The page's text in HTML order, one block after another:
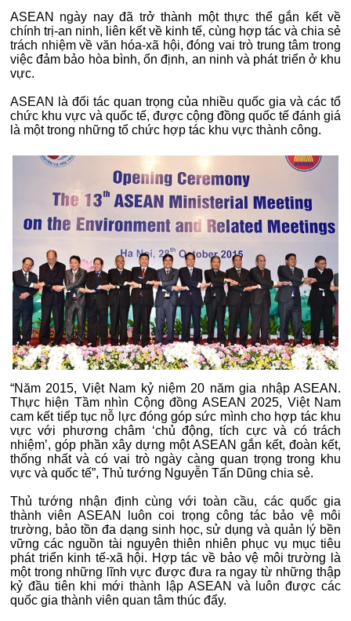
ASEAN ngày nay đã trở thành một thực thể gắn kết về
chính trị-an ninh, liên kết về kinh tế, cùng hợp tác và chia sẻ
trách nhiệm về văn hóa-xã hội, đóng vai trò trung tâm trong
việc đảm bảo hòa bình, ổn định, an ninh và phát triển ở khu
vực.
ASEAN là đối tác quan trọng của nhiều quốc gia và các tổ
chức khu vực và quốc tế, được cộng đồng quốc tế đánh giá
là một trong những tổ chức hợp tác khu vực thành công.
“Năm 2015, Việt Nam kỷ niệm 20 năm gia nhập ASEAN.
Thực hiện Tầm nhìn Cộng đồng ASEAN 2025, Việt Nam
cam kết tiếp tục nỗ lực đóng góp sức mình cho hợp tác khu
vực với phương châm ‘chủ động, tích cực và có trách
nhiệm’, góp phần xây dựng một ASEAN gắn kết, đoàn kết,
thống nhất và có vai trò ngày càng quan trọng trong khu
vực và quốc tế”, Thủ tướng Nguyễn Tấn Dũng chia sẻ.
Thủ tướng nhận định cùng với toàn cầu, các quốc gia
thành viên ASEAN luôn coi trọng công tác bảo vệ môi
trường, bảo tồn đa dạng sinh học, sử dụng và quản lý bền
vững các nguồn tài nguyên thiên nhiên phục vụ mục tiêu
phát triển kinh tế-xã hội. Hợp tác về bảo vệ môi trường là
một trong những lĩnh vực được đưa ra ngay từ những thập
kỷ đầu tiên khi mới thành lập ASEAN và luôn được các
quốc gia thành viên quan tâm thúc đẩy.